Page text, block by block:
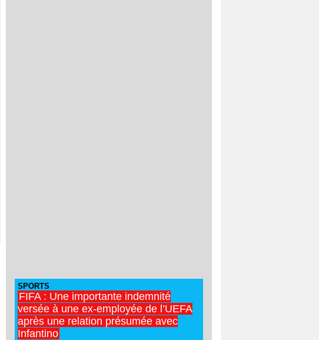
SPORTS
FIFA : Une importante indemnité
versée à une ex-employée de l’UEFA
après une relation présumée avec
Infantino